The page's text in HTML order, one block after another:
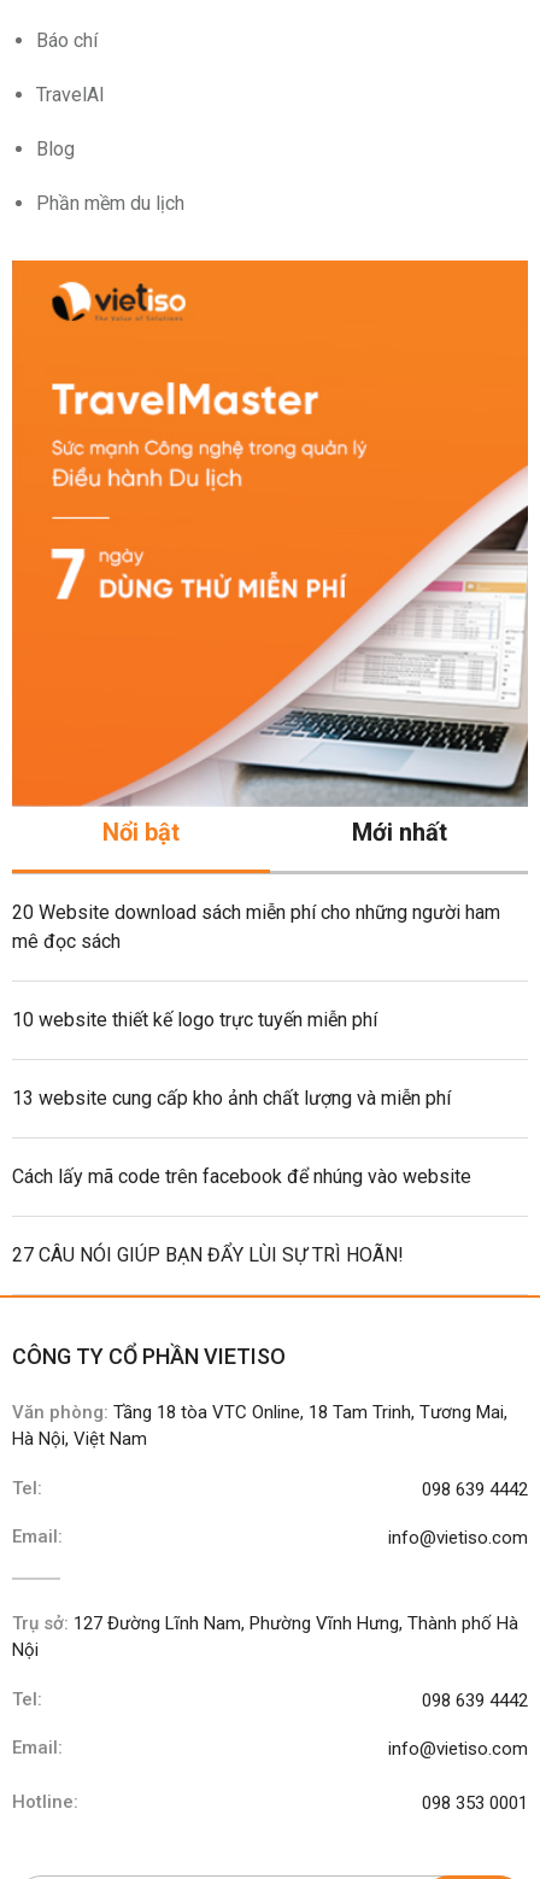
Báo chí
TravelAI
Blog
Phần mềm du lịch
Nổi bật Mới nhất
20 Website download sách miễn phí cho những người ham
mê đọc sách
10 website thiết kế logo trực tuyến miễn phí
13 website cung cấp kho ảnh chất lượng và miễn phí
Cách lấy mã code trên facebook để nhúng vào website
27 CÂU NÓI GIÚP BẠN ĐẨY LÙI SỰ TRÌ HOÃN!
CÔNG TY CỔ PHẦN VIETISO
Văn phòng: Tầng 18 tòa VTC Online, 18 Tam Trinh, Tương Mai,
Hà Nội, Việt Nam
Tel: 098 639 4442
Email: info@vietiso.com
Trụ sở: 127 Đường Lĩnh Nam, Phường Vĩnh Hưng, Thành phố Hà
Nội
Tel: 098 639 4442
Email: info@vietiso.com
Hotline: 098 353 0001